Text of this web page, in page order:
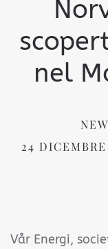
nel
24
Vår Energi,